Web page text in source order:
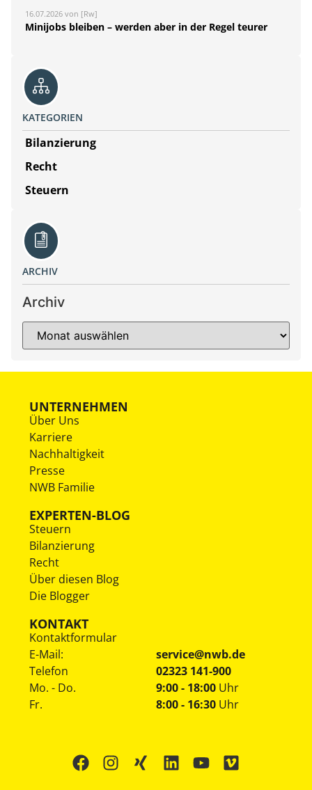
16.07.2026 von [Rw]
Minijobs bleiben – werden aber in der Regel teurer
KATEGORIEN
Bilanzierung
Recht
Steuern
ARCHIV
Archiv
UNTERNEHMEN
Über Uns
Karriere
Nachhaltigkeit
Presse
NWB Familie
EXPERTEN-BLOG
Steuern
Bilanzierung
Recht
Über diesen Blog
Die Blogger
KONTAKT
Kontaktformular
E-Mail:
service@nwb.de
Telefon
02323 141-900
Mo. - Do.
Fr.
9:00 - 18:00 Uhr
8:00 - 16:30 Uhr